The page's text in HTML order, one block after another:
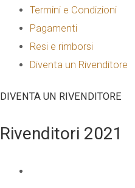
Termini e Condizioni
Pagamenti
Resi e rimborsi
Diventa un Rivenditore
DIVENTA UN RIVENDITORE
Rivenditori 2021